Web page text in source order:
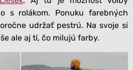
s rolákom. Ponuku farebných
udržať pestrú. Na svoje si
ale aj tí, čo milujú farby.